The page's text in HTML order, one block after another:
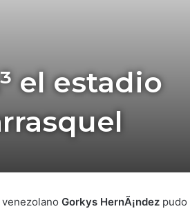
el estadio
Gorkys HernÃ¡ndez pudo